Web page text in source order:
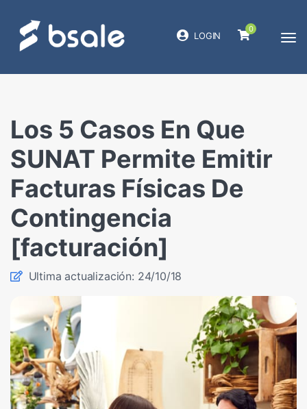
LOGIN
0
Los 5 Casos En Que
SUNAT Permite Emitir
Facturas Físicas De
Contingencia
[facturación]
Ultima actualización: 24/10/18